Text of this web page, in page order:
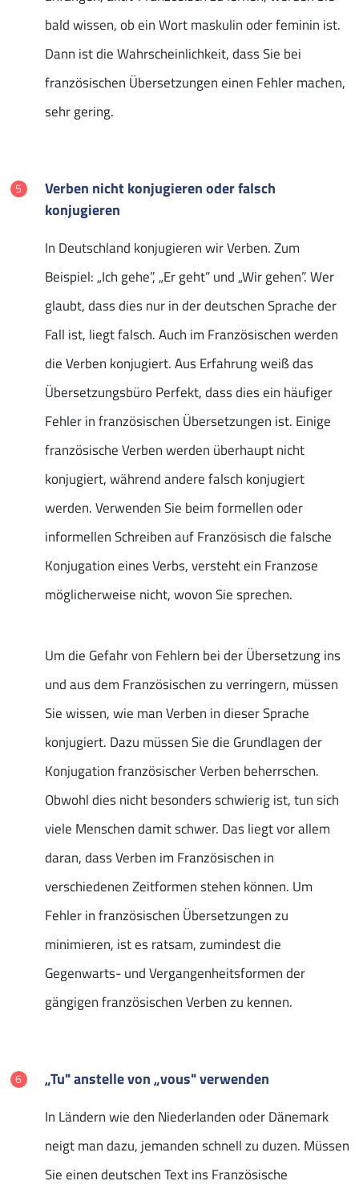
bald wissen, ob ein Wort maskulin oder feminin ist.
Dann ist die Wahrscheinlichkeit, dass Sie bei
französischen Übersetzungen einen Fehler machen,
sehr gering.
Verben nicht konjugieren oder falsch
konjugieren
In Deutschland konjugieren wir Verben. Zum
Beispiel: „Ich gehe”, „Er geht” und „Wir gehen”. Wer
glaubt, dass dies nur in der deutschen Sprache der
Fall ist, liegt falsch. Auch im Französischen werden
die Verben konjugiert. Aus Erfahrung weiß das
Übersetzungsbüro Perfekt, dass dies ein häufiger
Fehler in französischen Übersetzungen ist. Einige
französische Verben werden überhaupt nicht
konjugiert, während andere falsch konjugiert
werden. Verwenden Sie beim formellen oder
informellen Schreiben auf Französisch die falsche
Konjugation eines Verbs, versteht ein Franzose
möglicherweise nicht, wovon Sie sprechen.
Um die Gefahr von Fehlern bei der Übersetzung ins
und aus dem Französischen zu verringern, müssen
Sie wissen, wie man Verben in dieser Sprache
konjugiert. Dazu müssen Sie die Grundlagen der
Konjugation französischer Verben beherrschen.
Obwohl dies nicht besonders schwierig ist, tun sich
viele Menschen damit schwer. Das liegt vor allem
daran, dass Verben im Französischen in
verschiedenen Zeitformen stehen können. Um
Fehler in französischen Übersetzungen zu
minimieren, ist es ratsam, zumindest die
Gegenwarts- und Vergangenheitsformen der
gängigen französischen Verben zu kennen.
„Tu" anstelle von „vous" verwenden
In Ländern wie den Niederlanden oder Dänemark
neigt man dazu, jemanden schnell zu duzen. Müssen
Sie einen deutschen Text ins Französische